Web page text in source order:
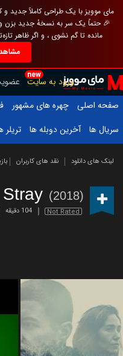
مای موویز با یک طراحی کاملاً جدید و
🎉 حتماً یک سر به نسخهٔ جدید بزن
مانده تا گم نشوی ، و اگر ظاهر
new
ورود به سایت
صفحه اصلی
چهره های مشهور
سریال ها
آخرین دوبله ها
لینک های دانلود نقد های کاربران
Stray (2018)
Not Rated 104 دقیقه